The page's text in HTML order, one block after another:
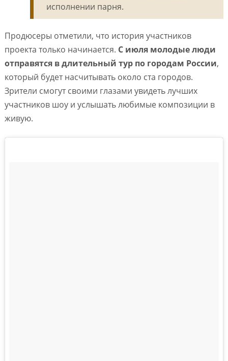
исполнении парня.
Продюсеры отметили, что история участников
проекта только начинается. С июля молодые люди
отправятся в длительный тур по городам России,
который будет насчитывать около ста городов.
Зрители смогут своими глазами увидеть лучших
участников шоу и услышать любимые композиции в
живую.